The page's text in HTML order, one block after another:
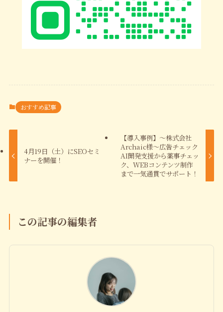
おすすめ記事
4月19日（土）にSEOセミ
ナーを開催！
【導入事例】～株式会社
Archaic様～広告チェック
AI開発支援から薬事チェッ
ク、WEBコンテンツ制作
まで一気通貫でサポート！
この記事の編集者